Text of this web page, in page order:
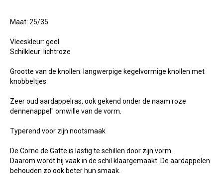
Maat: 25/35
Vleeskleur: geel
Schilkleur: lichtroze
Grootte van de knollen: langwerpige kegelvormige knollen met
knobbeltjes
Zeer oud aardappelras, ook gekend onder de naam roze
dennenappel" omwille van de vorm.
Typerend voor zijn nootsmaak
De Corne de Gatte is lastig te schillen door zijn vorm.
Daarom wordt hij vaak in de schil klaargemaakt. De aardappelen
behouden zo ook beter hun smaak.